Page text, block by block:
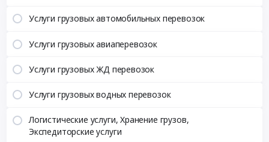
Услуги грузовых автомобильных перевозок
Услуги грузовых авиаперевозок
Услуги грузовых ЖД перевозок
Услуги грузовых водных перевозок
Логистические услуги, Хранение грузов,
Экспедиторские услуги